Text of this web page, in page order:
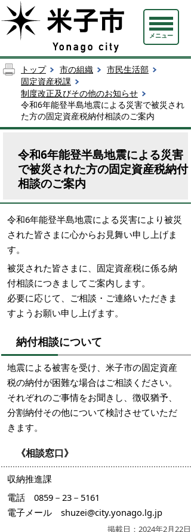
メニュー
トップ 市の組織
市民生活部
固定資産税課
制度改正及びその他のお知らせ
令和6年能登半島地震による災害で被災され
た方の固定資産税納付相談のご案内
令和6年能登半島地震による災害
で被災された方の固定資産税納付
相談のご案内
令和6年能登半島地震による災害により被災
された皆さまに心からお見舞い申し上げま
す。
被災された皆さまに、固定資産税に係る納
付相談につきましてご案内します。
必要に応じて、ご相談・ご連絡いただきま
すようお願い申し上げます。
納付相談について
地震による被害を受け、米子市の固定資産
税の納付が困難な場合はご相談ください。
それぞれのご事情をお聞きし、徴収猶予、
分割納付その他について検討させていただ
きます。
《相談窓口》
収納推進課
電話 0859－23－5161
電子メール shuzei@city.yonago.lg.jp
掲載日：2024年2月22日